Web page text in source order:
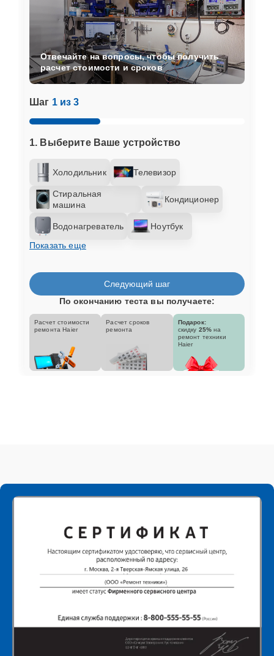
Шаг 1 из 3
1. Выберите Ваше устройство
Холодильник Телевизор
Стиральная
машина
Кондиционер
Водонагреватель
Ноутбук
Показать еще
Отвечайте на вопросы, чтобы получить
расчет стоимости и сроков
Следующий шаг
По окончанию теста вы получаете:
Расчет стоимости
ремонта Haier
Расчет сроков
ремонта
Подарок:
скидку 25% на
ремонт техники
Haier